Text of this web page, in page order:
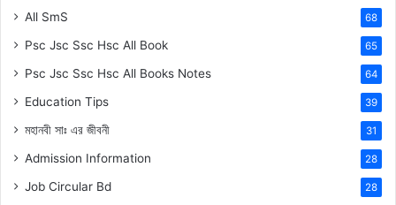
All SmS 68
Psc Jsc Ssc Hsc All Book 65
Psc Jsc Ssc Hsc All Books Notes 64
Education Tips 39
মহানবী সাঃ এর জীবনী 31
Admission Information 28
Job Circular Bd 28